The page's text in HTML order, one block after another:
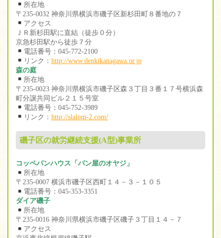
所在地
〒235-0032 神奈川県横浜市磯子区新杉田町８番地の７
アクセス
ＪＲ新杉田駅に直結（徒歩０分）
京急杉田駅から徒歩７分
電話番号：045-772-2100
リンク： http://www.denkikanagawa.or.jp
森の庭
所在地
〒235-0023 神奈川県横浜市磯子区森３丁目３番１７号横浜森
町分譲共同ビル２１５号室
電話番号：045-752-3989
リンク： http://slalom-2.com/
磯子区の就労継続支援(A型)事業所
コッペパンハウス「パン屋のオヤジ」
所在地
〒235-0007 横浜市磯子区西町１４－３－１０５
電話番号：045-353-3351
ダイア磯子
所在地
〒235-0016 神奈川県横浜市磯子区磯子３丁目１４－７
アクセス